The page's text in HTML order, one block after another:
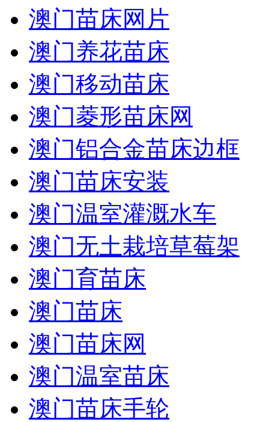
澳门苗床网片
澳门养花苗床
澳门移动苗床
澳门菱形苗床网
澳门铝合金苗床边框
澳门苗床安装
澳门温室灌溉水车
澳门无土栽培草莓架
澳门育苗床
澳门苗床
澳门苗床网
澳门温室苗床
澳门苗床手轮